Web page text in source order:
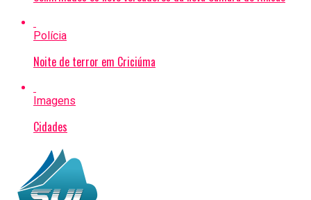
Polícia
Noite de terror em Criciúma
Imagens
Cidades